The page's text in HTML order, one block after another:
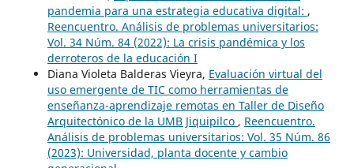
pandemia para una estrategia educativa digital: ,
Reencuentro. Análisis de problemas universitarios:
Vol. 34 Núm. 84 (2022): La crisis pandémica y los
derroteros de la educación I
Diana Violeta Balderas Vieyra, Evaluación virtual del
uso emergente de TIC como herramientas de
enseñanza-aprendizaje remotas en Taller de Diseño
Arquitectónico de la UMB Jiquipilco , Reencuentro.
Análisis de problemas universitarios: Vol. 35 Núm. 86
(2023): Universidad, planta docente y cambio